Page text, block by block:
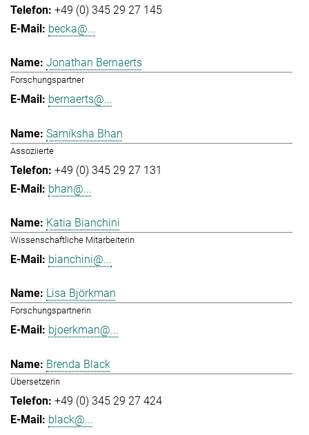
+49 (0) 345 29 27 145
becka@...
Jonathan Bernaerts
Forschungspartner
bernaerts@...
Samiksha Bhan
Assoziierte
+49 (0) 345 29 27 131
bhan@...
Katia Bianchini
Wissenschaftliche Mitarbeiterin
bianchini@...
Lisa Björkman
Forschungspartnerin
bjoerkman@...
Brenda Black
Übersetzerin
+49 (0) 345 29 27 424
black@...